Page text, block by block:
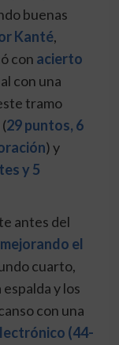
buenas
Kanté,
con acierto
con una
tramo
(29 puntos, 6
) y
y 5
antes del
el
cuarto,
y los
con una
(44-